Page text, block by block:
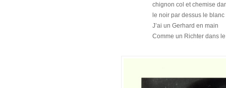
chignon col et chemise
le noir par dessus le
J’ai un Gerhard en main
Comme un Richter dans